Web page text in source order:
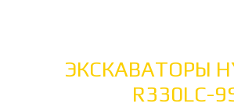
ЭКСКАВАТОРЫ
R330LC-